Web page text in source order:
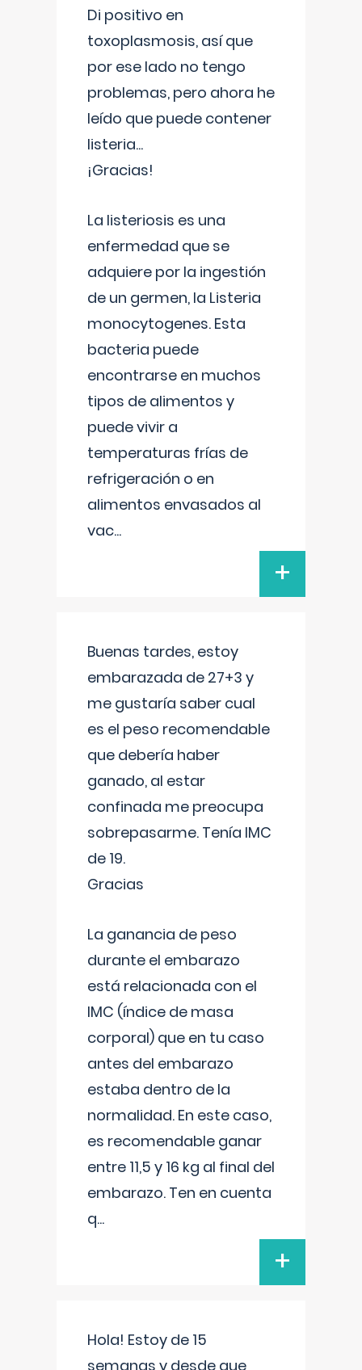
Di positivo en
toxoplasmosis, así que
por ese lado no tengo
problemas, pero ahora he
leído que puede contener
listeria...
¡Gracias!
La listeriosis es una
enfermedad que se
adquiere por la ingestión
de un germen, la Listeria
monocytogenes. Esta
bacteria puede
encontrarse en muchos
tipos de alimentos y
puede vivir a
temperaturas frías de
refrigeración o en
alimentos envasados al
vac...
+
Buenas tardes, estoy
embarazada de 27+3 y
me gustaría saber cual
es el peso recomendable
que debería haber
ganado, al estar
confinada me preocupa
sobrepasarme. Tenía IMC
de 19.
Gracias
La ganancia de peso
durante el embarazo
está relacionada con el
IMC (índice de masa
corporal) que en tu caso
antes del embarazo
estaba dentro de la
normalidad. En este caso,
es recomendable ganar
entre 11,5 y 16 kg al final del
embarazo. Ten en cuenta
q...
+
Hola! Estoy de 15
semanas y desde que